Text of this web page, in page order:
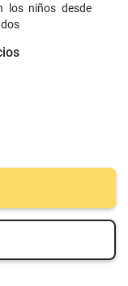
los niños desde